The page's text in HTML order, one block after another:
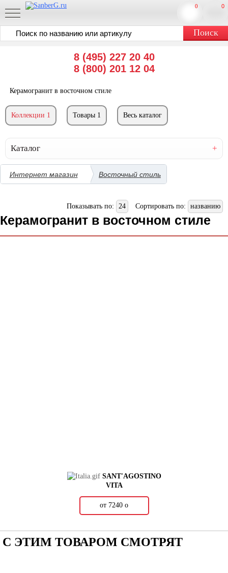
8 (495) 227 20 40
8 (800) 201 12 04
0
0
Керамогранит в восточном стиле
Коллекции 1 Товары 1 Весь каталог
Каталог
Интернет магазин Восточный стиль
Показывать по: 24 Сортировать по: названию
Керамогранит в восточном стиле
SANT'AGOSTINO
VITA
от 7240 о
С ЭТИМ ТОВАРОМ СМОТРЯТ